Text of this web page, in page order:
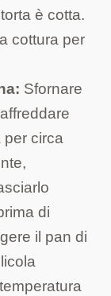
è cotta.
cottura per
Sfornare
per circa
di
il pan di